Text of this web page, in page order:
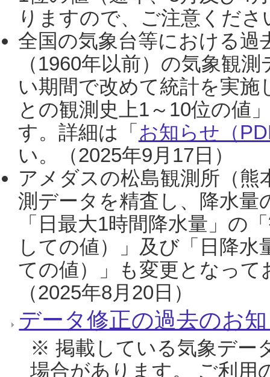
りますので、ご注意くだ
全国の気象台等における過
（1960年以前）の気象観
い期間で改めて統計を実
との観測史上1～10位の値
す。詳細は「 お知らせ（
い。（2025年9月17日）
アメダスの松島観測所（熊
測データを精査し、降水
「日最大1時間降水量」の
しての値）」及び「日降
ての値）」も変更となっ
（2025年8月20日）
データ修正の過去のお
※ 掲載している気象デー
場合があります。 ご利用